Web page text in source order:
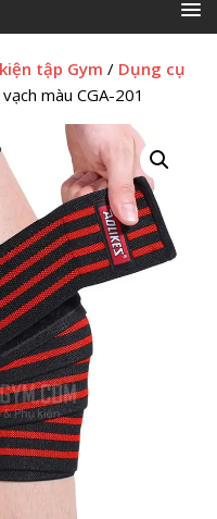
tập Gym / Dụng cụ
màu CGA-201